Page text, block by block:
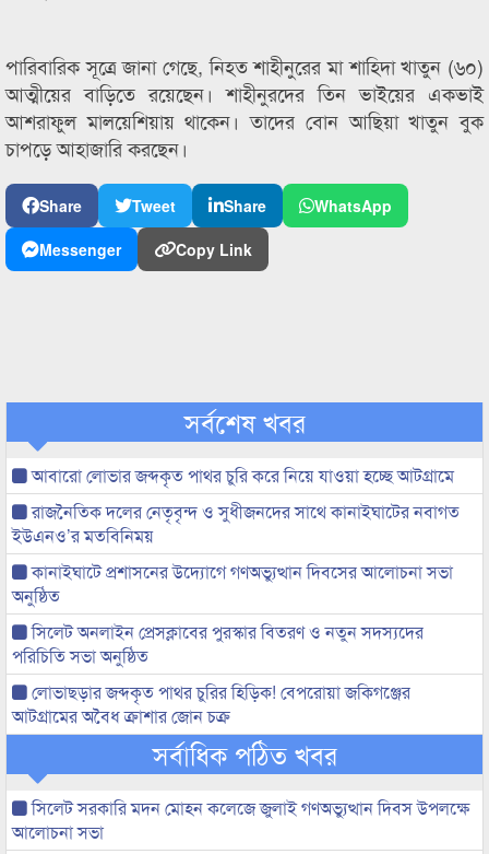
পারিবারিক সূত্রে জানা গেছে, নিহত শাহীনুরের মা শাহিদা খাতুন (৬০)
আত্মীয়ের বাড়িতে রয়েছেন। শাহীনুরদের তিন ভাইয়ের একভাই
আশরাফুল মালয়েশিয়ায় থাকেন। তাদের বোন আছিয়া খাতুন বুক
চাপড়ে আহাজারি করছেন।
Share Tweet Share
WhatsApp
Messenger
Copy Link
সর্বশেষ খবর
আবারো লোভার জব্দকৃত পাথর চুরি করে নিয়ে যাওয়া হচ্ছে আটগ্রামে
রাজনৈতিক দলের নেতৃবৃন্দ ও সুধীজনদের সাথে কানাইঘাটের নবাগত
ইউএনও’র মতবিনিময়
কানাইঘাটে প্রশাসনের উদ্যোগে গণঅভ্যুত্থান দিবসের আলোচনা সভা
অনুষ্ঠিত
সিলেট অনলাইন প্রেসক্লাবের পুরস্কার বিতরণ ও নতুন সদস্যদের
পরিচিতি সভা অনুষ্ঠিত
লোভাছড়ার জব্দকৃত পাথর চুরির হিড়িক! বেপরোয়া জকিগঞ্জের
আটগ্রামের অবৈধ ক্রাশার জোন চক্র
সর্বাধিক পঠিত খবর
সিলেট সরকারি মদন মোহন কলেজে জুলাই গণঅভ্যুত্থান দিবস উপলক্ষে
আলোচনা সভা